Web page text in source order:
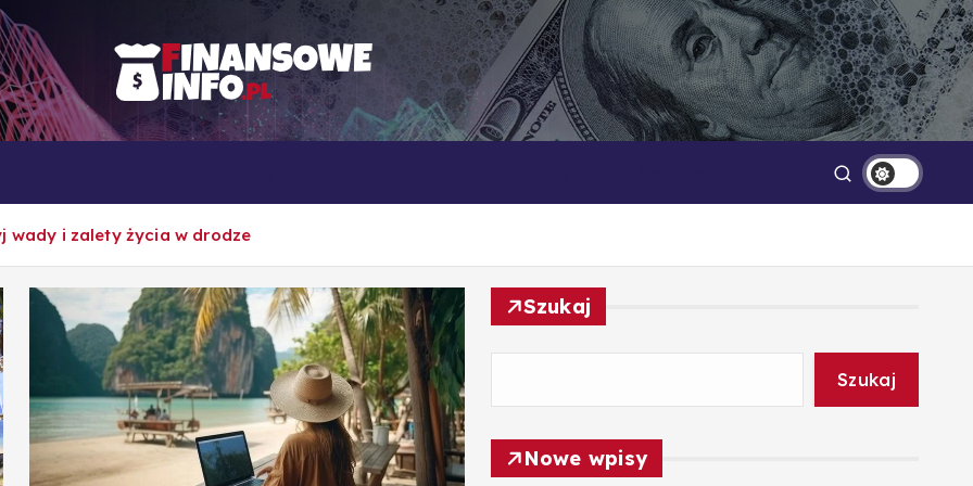
To i owo o rachunkowości, pracy, biznesie i ekonomii
wady i zalety życia w drodze
Szukaj
Szukaj
Nowe wpisy